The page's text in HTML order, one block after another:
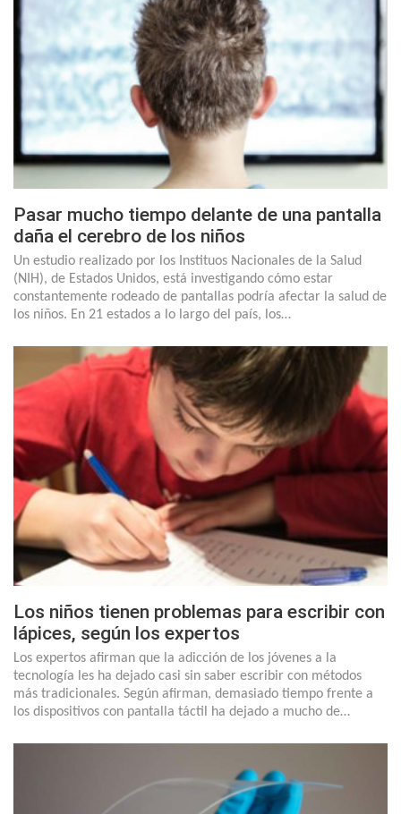
Pasar mucho tiempo delante de una pantalla
daña el cerebro de los niños
Un estudio realizado por los Instituos Nacionales de la Salud
(NIH), de Estados Unidos, está investigando cómo estar
constantemente rodeado de pantallas podría afectar la salud de
los niños. En 21 estados a lo largo del país, los…
Los niños tienen problemas para escribir con
lápices, según los expertos
Los expertos afirman que la adicción de los jóvenes a la
tecnología les ha dejado casi sin saber escribir con métodos
más tradicionales. Según afirman, demasiado tiempo frente a
los dispositivos con pantalla táctil ha dejado a mucho de…